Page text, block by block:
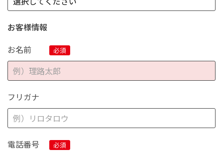
お客様情報
お名前
フリガナ
電話番号